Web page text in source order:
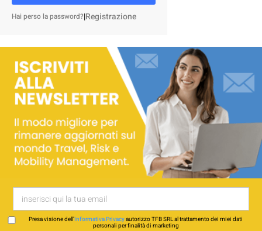
Hai perso la password?|Registrazione
Presa visione dell’Informativa Privacyautorizzo TFB SRL al trattamento dei miei dati
personali per finalità di marketing